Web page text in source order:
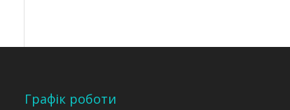
Графік роботи